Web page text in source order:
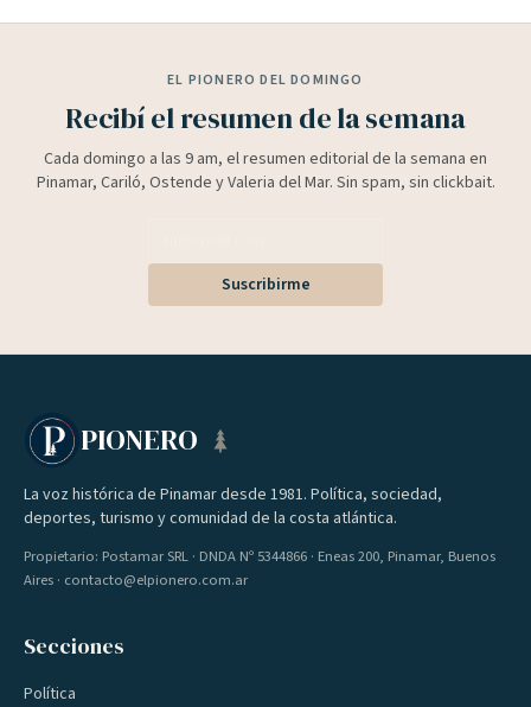
EL PIONERO DEL DOMINGO
Recibí el resumen de la semana
Cada domingo a las 9 am, el resumen editorial de la semana en
Pinamar, Cariló, Ostende y Valeria del Mar. Sin spam, sin clickbait.
Suscribirme
PIONERO
La voz histórica de Pinamar desde 1981. Política, sociedad,
deportes, turismo y comunidad de la costa atlántica.
Propietario: Postamar SRL · DNDA Nº 5344866 · Eneas 200, Pinamar, Buenos
Aires · contacto@elpionero.com.ar
Secciones
Política